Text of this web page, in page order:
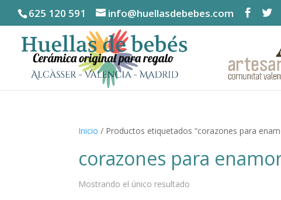
625 120 591 info@huellasdebebes.com
Inicio / Productos etiquetados “corazones para
corazones para
Mostrando el único resultado